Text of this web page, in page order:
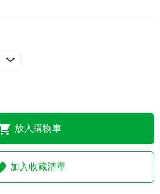
放入購物車
加入收藏清單